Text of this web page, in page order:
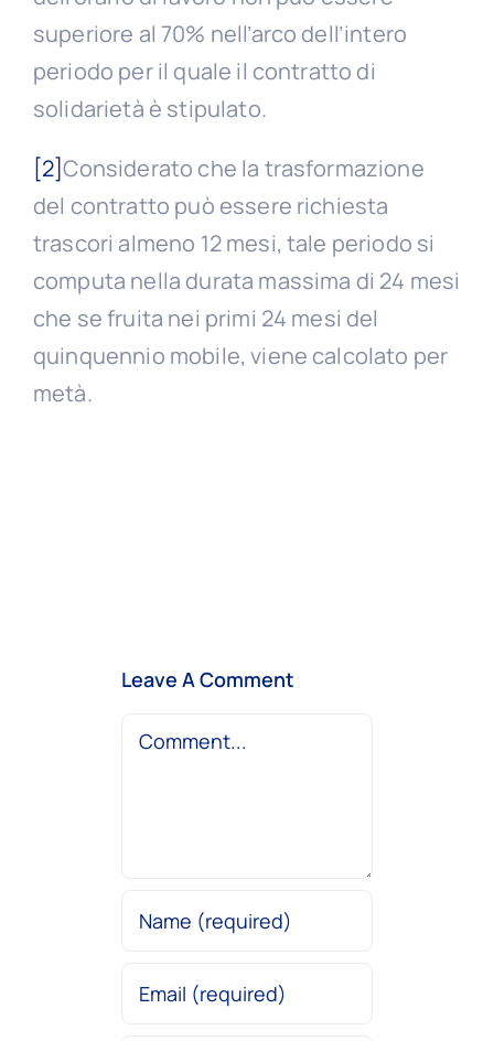
superiore al 70% nell’arco dell’intero
periodo per il quale il contratto di
solidarietà è stipulato.
[2]Considerato che la trasformazione
del contratto può essere richiesta
trascori almeno 12 mesi, tale periodo si
computa nella durata massima di 24 mesi
che se fruita nei primi 24 mesi del
quinquennio mobile, viene calcolato per
metà.
Leave A Comment
Comment